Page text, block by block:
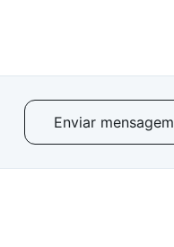
Enviar mensagem